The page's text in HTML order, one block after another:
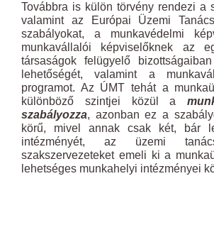
Továbbra is külön törvény rendezi a
valamint az Európai Üzemi
szabályokat, a munkavédelmi
munkavállalói képviselőknek az
társaságok felügyelő
lehetőségét, valamint a
programot. Az ÚMT tehát a
különböző szintjei közül a
szabályozza, azonban ez a
körű, mivel annak csak két, bár
intézményét, az üzemi
szakszervezeteket emeli ki a
lehetséges munkahelyi intézményei